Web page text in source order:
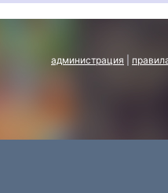
администрация